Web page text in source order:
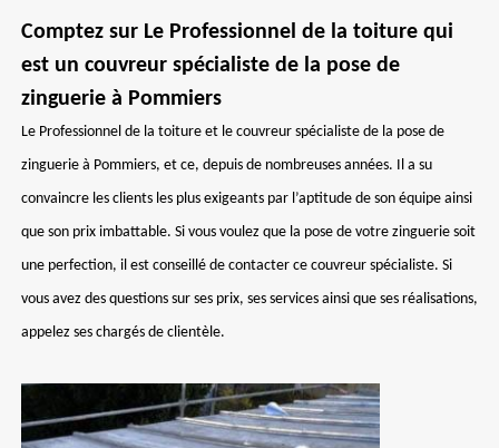
Comptez sur Le Professionnel de la toiture qui
est un couvreur spécialiste de la pose de
zinguerie à Pommiers
Le Professionnel de la toiture et le couvreur spécialiste de la pose de
zinguerie à Pommiers, et ce, depuis de nombreuses années. Il a su
convaincre les clients les plus exigeants par l’aptitude de son équipe ainsi
que son prix imbattable. Si vous voulez que la pose de votre zinguerie soit
une perfection, il est conseillé de contacter ce couvreur spécialiste. Si
vous avez des questions sur ses prix, ses services ainsi que ses réalisations,
appelez ses chargés de clientèle.